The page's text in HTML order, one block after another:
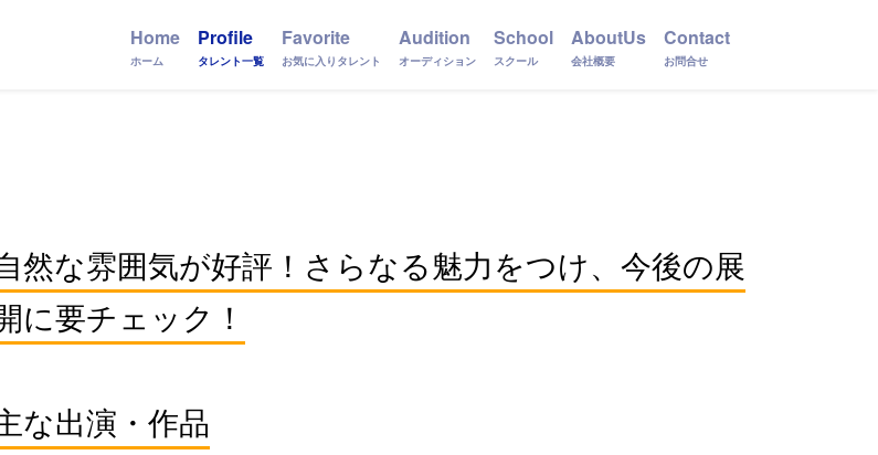
Home
ホーム
Profile
タレント一覧
Favorite
お気に入りタレント
Audition
オーディション
School
スクール
AboutUs
会社概要
Contact
お問合せ
然な雰囲気が好評！さらなる魅力をつけ、今後の展
に要チェック！
な出演・作品